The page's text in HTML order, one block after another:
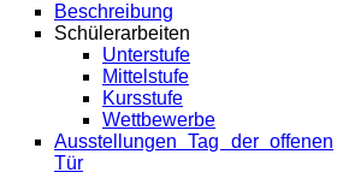
Beschreibung
Schülerarbeiten
Unterstufe
Mittelstufe
Kursstufe
Wettbewerbe
Ausstellungen Tag der offenen
Tür